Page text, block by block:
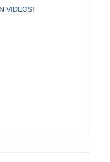
VIDEOS!